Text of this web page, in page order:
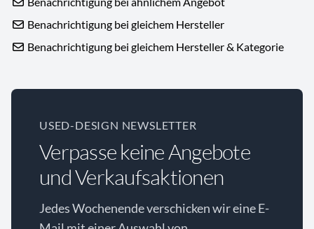
Benachrichtigung bei gleichem Hersteller
Benachrichtigung bei gleichem Hersteller & Kategorie
USED-DESIGN NEWSLETTER
Verpasse keine Angebote
und Verkaufsaktionen
Jedes Wochenende verschicken wir eine E-